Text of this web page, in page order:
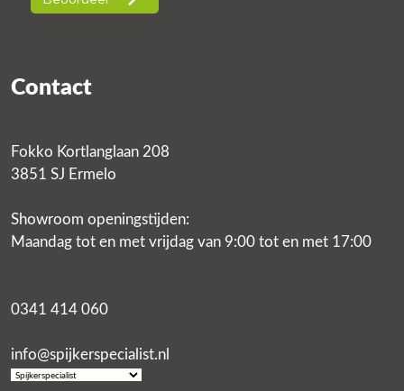
Contact
Fokko Kortlanglaan 208
3851 SJ Ermelo
Showroom openingstijden:
Maandag tot en met vrijdag van 9:00 tot en met 17:00
0341 414 060
info@spijkerspecialist.nl